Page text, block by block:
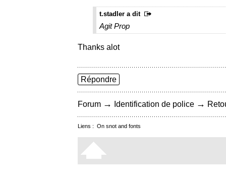
t.stadler a dit
Agit Prop
Thanks alot
Répondre
Forum → Identification de police →
Liens : On snot and fonts